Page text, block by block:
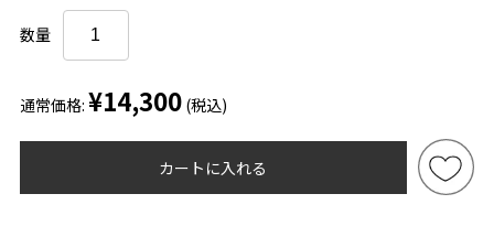
数量
通常価格: ¥14,300 (税込)
カートに入れる